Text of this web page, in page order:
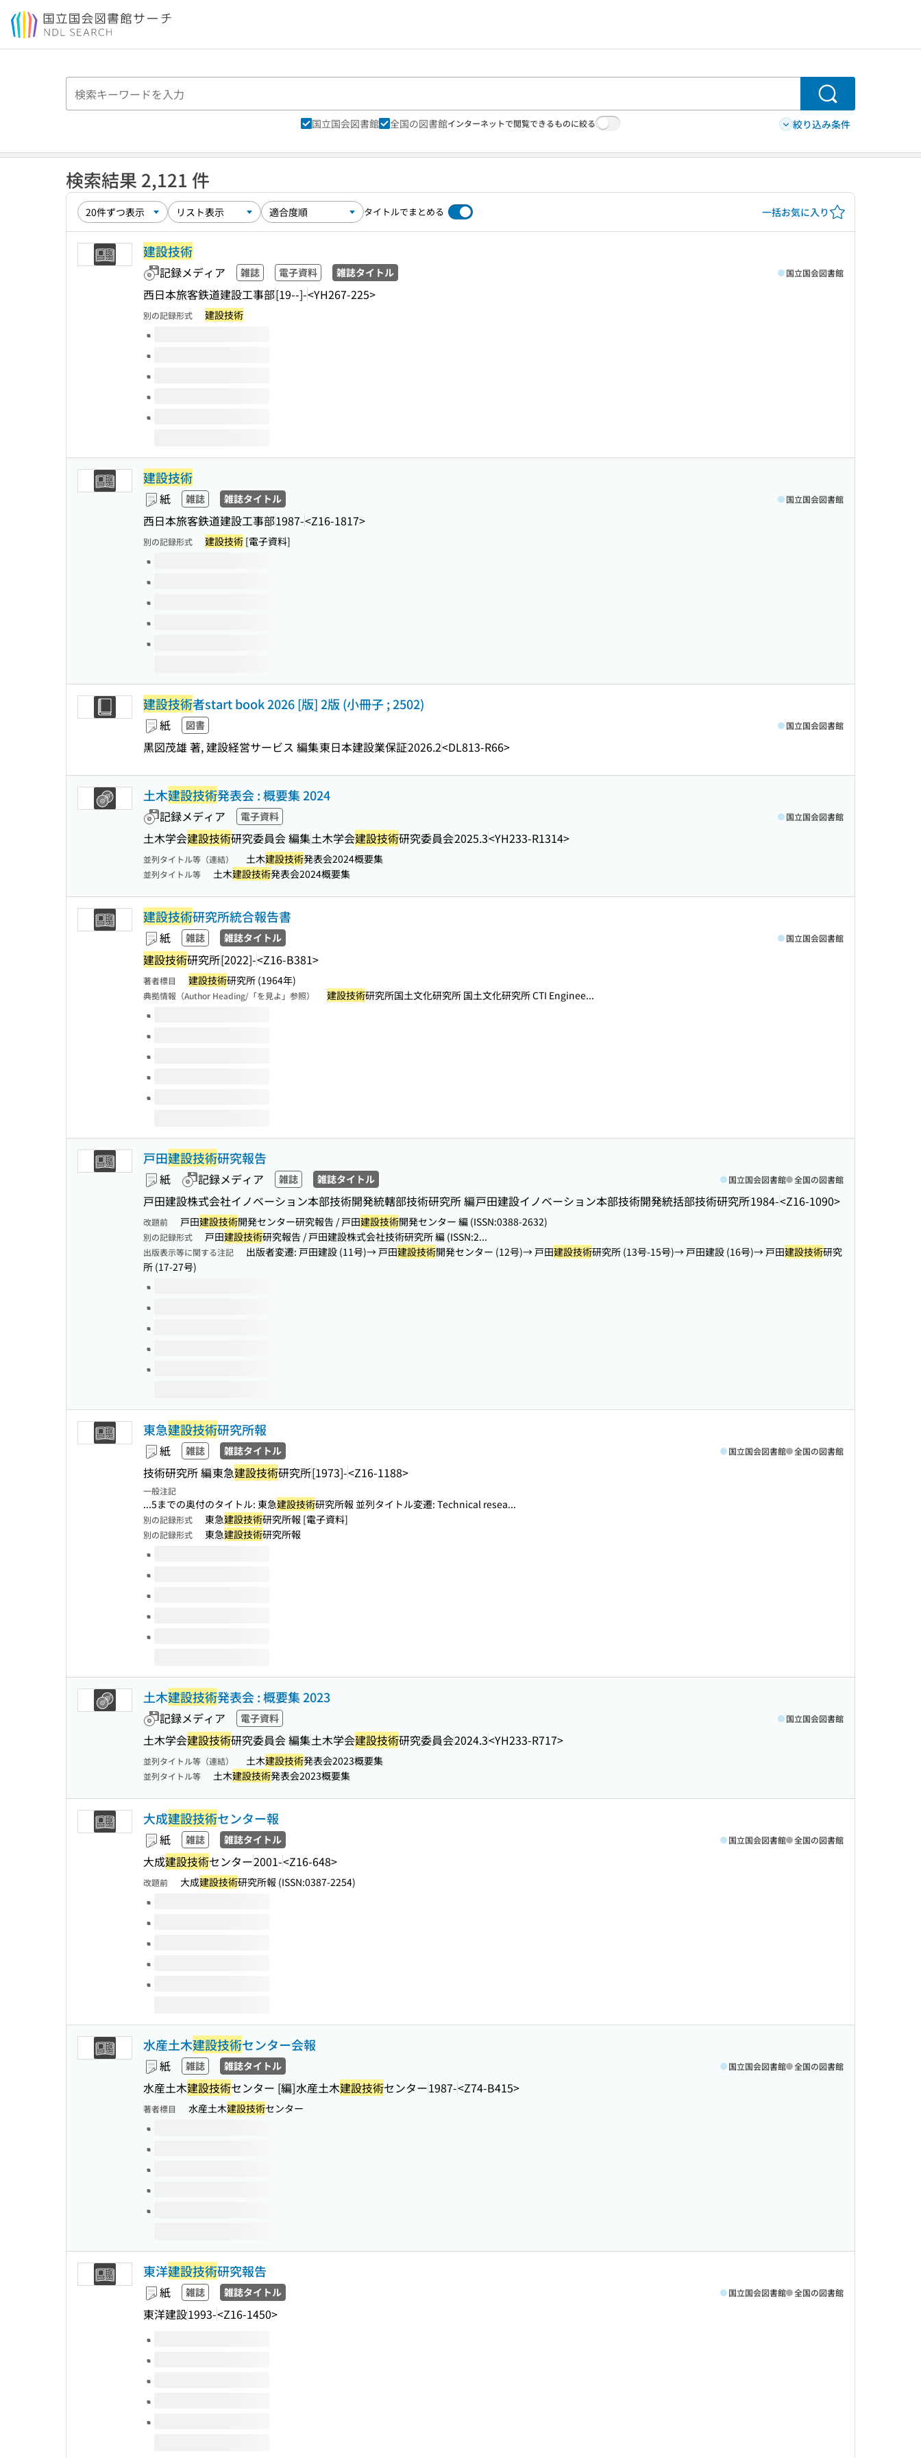
本文へ移動
検索
国立国会図書館 全国の図書館インターネットで閲覧できるものに絞る 絞り込み条件
検索結果 2,121 件
タイトルでまとめる 一括お気に入り
建設技術
記録メディア 雑誌 電子資料 雑誌タイトル
西日本旅客鉄道建設工事部[19--]-<YH267-225>
国立国会図書館
別の記録形式 建設技術
このタイトルの巻号
建設技術
紙 雑誌 雑誌タイトル
西日本旅客鉄道建設工事部1987-<Z16-1817>
国立国会図書館
別の記録形式 建設技術 [電子資料]
このタイトルの巻号
建設技術者start book 2026 [版] 2版 (小冊子 ; 2502)
紙 図書
黒図茂雄 著, 建設経営サービス 編集東日本建設業保証2026.2<DL813-R66>
国立国会図書館
土木建設技術発表会 : 概要集 2024
記録メディア 電子資料
土木学会建設技術研究委員会 編集土木学会建設技術研究委員会2025.3<YH233-R1314>
国立国会図書館
並列タイトル等（連結） 土木建設技術発表会2024概要集
並列タイトル等 土木建設技術発表会2024概要集
建設技術研究所統合報告書
紙 雑誌 雑誌タイトル
建設技術研究所[2022]-<Z16-B381>
国立国会図書館
著者標目 建設技術研究所 (1964年)
典拠情報（Author Heading/「を見よ」参照） 建設技術研究所国土文化研究所 国土文化研究所 CTI Enginee...
このタイトルの巻号
戸田建設技術研究報告
紙 記録メディア 雑誌 雑誌タイトル
戸田建設株式会社イノベーション本部技術開発統轄部技術研究所 編戸田建設イノベーション本部技術開発統括部技術研究所1984-<Z16-1090>
国立国会図書館 全国の図書館
改題前 戸田建設技術開発センター研究報告 / 戸田建設技術開発センター 編 (ISSN:0388-2632)
別の記録形式 戸田建設技術研究報告 / 戸田建設株式会社技術研究所 編 (ISSN:2...
出版表示等に関する注記 出版者変遷: 戸田建設 (11号)→ 戸田建設技術開発センター (12号)→ 戸田建設技術研究所 (13号-15号)→ 戸田建設 (16号)→ 戸田建設技術研究
所 (17-27号)
このタイトルの巻号
東急建設技術研究所報
紙 雑誌 雑誌タイトル
技術研究所 編東急建設技術研究所[1973]-<Z16-1188>
国立国会図書館 全国の図書館
一般注記
...5までの奥付のタイトル: 東急建設技術研究所報 並列タイトル変遷: Technical resea...
別の記録形式 東急建設技術研究所報 [電子資料]
別の記録形式 東急建設技術研究所報
このタイトルの巻号
土木建設技術発表会 : 概要集 2023
記録メディア 電子資料
土木学会建設技術研究委員会 編集土木学会建設技術研究委員会2024.3<YH233-R717>
国立国会図書館
並列タイトル等（連結） 土木建設技術発表会2023概要集
並列タイトル等 土木建設技術発表会2023概要集
大成建設技術センター報
紙 雑誌 雑誌タイトル
大成建設技術センター2001-<Z16-648>
国立国会図書館 全国の図書館
改題前 大成建設技術研究所報 (ISSN:0387-2254)
このタイトルの巻号
水産土木建設技術センター会報
紙 雑誌 雑誌タイトル
水産土木建設技術センター [編]水産土木建設技術センター1987-<Z74-B415>
国立国会図書館 全国の図書館
著者標目 水産土木建設技術センター
このタイトルの巻号
東洋建設技術研究報告
紙 雑誌 雑誌タイトル
東洋建設1993-<Z16-1450>
国立国会図書館 全国の図書館
このタイトルの巻号